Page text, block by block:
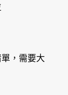
，需要大